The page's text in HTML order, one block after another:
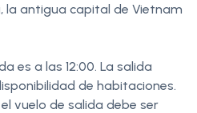
la antigua capital de Vietnam
es a las 12:00. La salida
de habitaciones.
vuelo de salida debe ser